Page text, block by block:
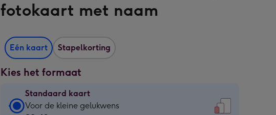
fotokaart met naam
Eén kaart Stapelkorting
Kies het formaat
Standaard kaart
Standaard
Voor de kleine gelukwens